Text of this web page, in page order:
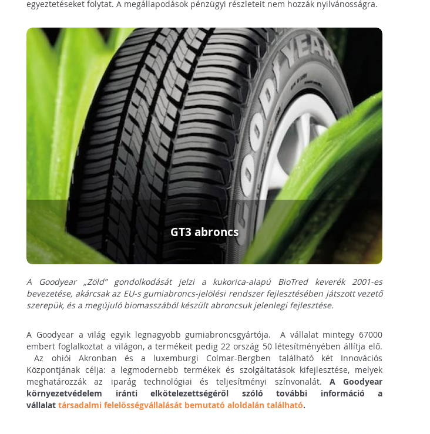
egyeztetéseket folytat. A megállapodások pénzügyi részleteit nem hozzák nyilvánosságra.
GT3 abroncs
A Goodyear „Zöld” gondolkodását jelzi a kukorica-alapú BioTred keverék 2001-es
bevezetése, akárcsak az EU-s gumiabroncs-jelölési rendszer fejlesztésében játszott vezető
szerepük, és a megújuló biomasszából készült abroncsuk jelenlegi fejlesztése.
A Goodyear a világ egyik legnagyobb gumiabroncsgyártója. A vállalat mintegy 67000
embert foglalkoztat a világon, a termékeit pedig 22 ország 50 létesítményében állítja elő.
Az ohiói Akronban és a luxemburgi Colmar-Bergben található két Innovációs
Központjának célja: a legmodernebb termékek és szolgáltatások kifejlesztése, melyek
meghatározzák az iparág technológiai és teljesítményi színvonalát. A Goodyear
környezetvédelem irántielkötelezettségéről szóló további információ a
vállalattársadalmi felelősségvállalását bemutató aloldalán található.